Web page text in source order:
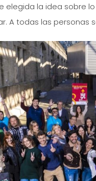
elegida la idea sobre
A todas las personas